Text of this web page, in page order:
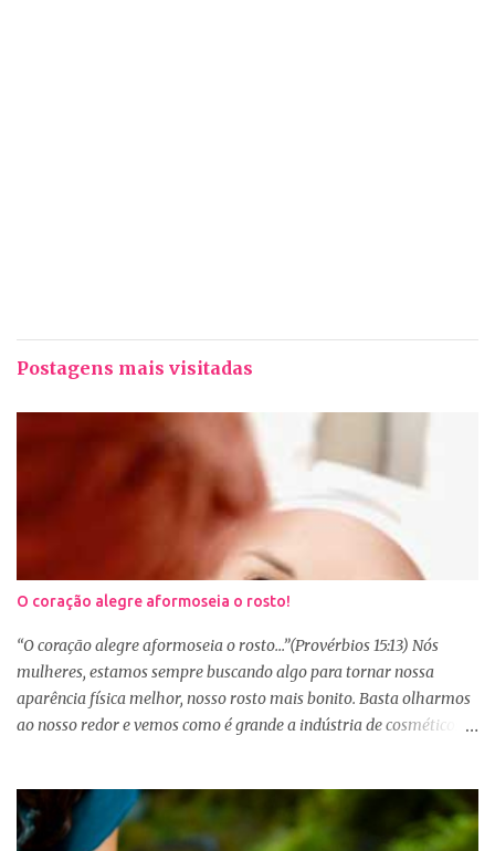
Postagens mais visitadas
O coração alegre aformoseia o rosto!
“O coração alegre aformoseia o rosto...”(Provérbios 15:13) Nós
mulheres, estamos sempre buscando algo para tornar nossa
aparência física melhor, nosso rosto mais bonito. Basta olharmos
ao nosso redor e vemos como é grande a indústria de cosméticos e
se maquiar e testam produtos. Não é errado gostar de se cuidar e
buscar conhecimento de como ficar mais bonita e atraente. Eu